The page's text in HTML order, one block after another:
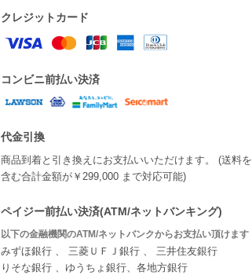
クレジットカード
コンビニ前払い決済
代金引換
商品到着と引き換えにお支払いいただけます。 (送料を
含む合計金額が￥299,000 まで対応可能)
ペイジー前払い決済(ATM/ネットバンキング)
以下の金融機関のATM/ネットバンクからお支払い頂けます
みずほ銀行 、 三菱ＵＦＪ銀行 、 三井住友銀行
りそな銀行 、ゆうちょ銀行、各地方銀行